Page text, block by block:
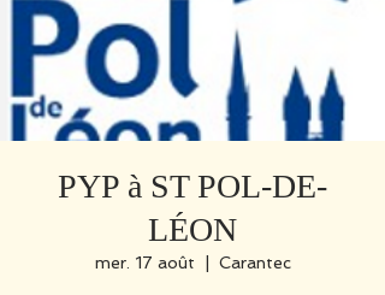
PYP à ST POL-DE-
LÉON
mer. 17 août Carantec